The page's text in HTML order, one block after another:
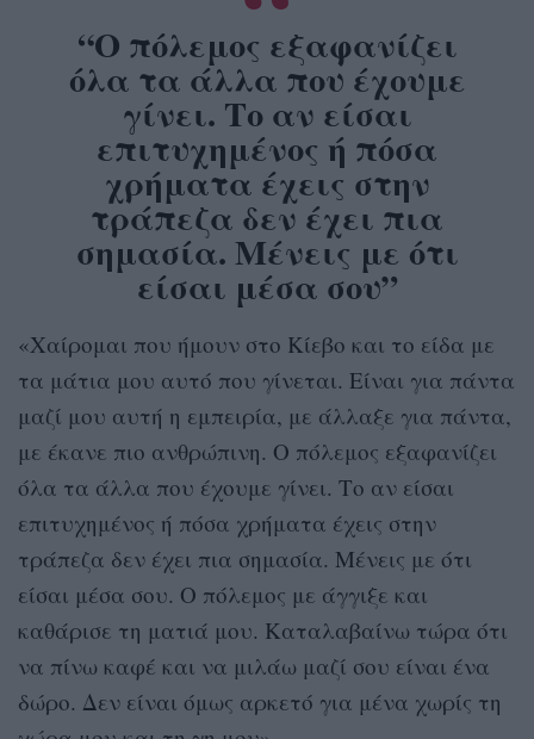
“Ο πόλεμος εξαφανίζει
όλα τα άλλα που έχουμε
γίνει. Το αν είσαι
επιτυχημένος ή πόσα
χρήματα έχεις στην
τράπεζα δεν έχει πια
σημασία. Μένεις με ότι
είσαι μέσα σου”
«Χαίρομαι που ήμουν στο Κίεβο και το είδα με
τα μάτια μου αυτό που γίνεται. Είναι για πάντα
μαζί μου αυτή η εμπειρία, με άλλαξε για πάντα,
με έκανε πιο ανθρώπινη. Ο πόλεμος εξαφανίζει
όλα τα άλλα που έχουμε γίνει. Το αν είσαι
επιτυχημένος ή πόσα χρήματα έχεις στην
τράπεζα δεν έχει πια σημασία. Μένεις με ότι
είσαι μέσα σου. Ο πόλεμος με άγγιξε και
καθάρισε τη ματιά μου. Καταλαβαίνω τώρα ότι
να πίνω καφέ και να μιλάω μαζί σου είναι ένα
δώρο. Δεν είναι όμως αρκετό για μένα χωρίς τη